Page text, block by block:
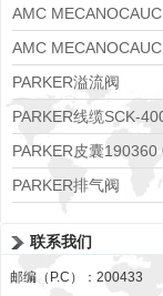
138552
AMC
138551
AMC
608074
PARKER溢流阀
PARKER线缆SCK-
PARKER皮囊190360
PARKER排气阀
联系我们
邮编（P.C）：200433